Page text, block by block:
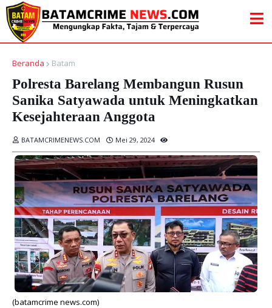
Beranda Batam
Polresta Barelang Membangun Rusun
Sanika Satyawada untuk Meningkatkan
Kesejahteraan Anggota
BATAMCRIMENEWS.COM Mei 29, 2024
(batamcrime news.com)